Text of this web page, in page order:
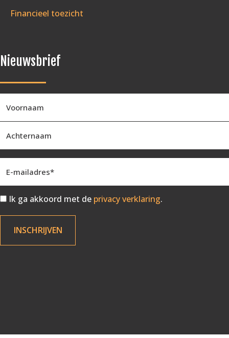
Financieel toezicht
Nieuwsbrief
Ik ga akkoord met de privacy verklaring.